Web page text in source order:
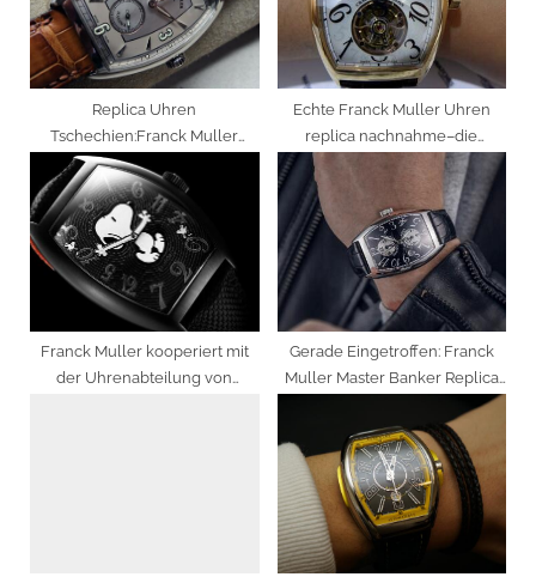
t
:
Replica Uhren
Tschechien:Franck Muller
Havana Cintree Curvex
Handaufzug In 18 Karat
Weißgold
Echte Franck Muller Uhren
replica nachnahme–die
Krönung feiner
Handwerkskunst
Franck Muller kooperiert mit
der Uhrenabteilung von
Gerade Eingetroffen: Franck
Muller Master Banker Replica